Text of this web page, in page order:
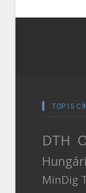
TOP15
DTH
MinDig